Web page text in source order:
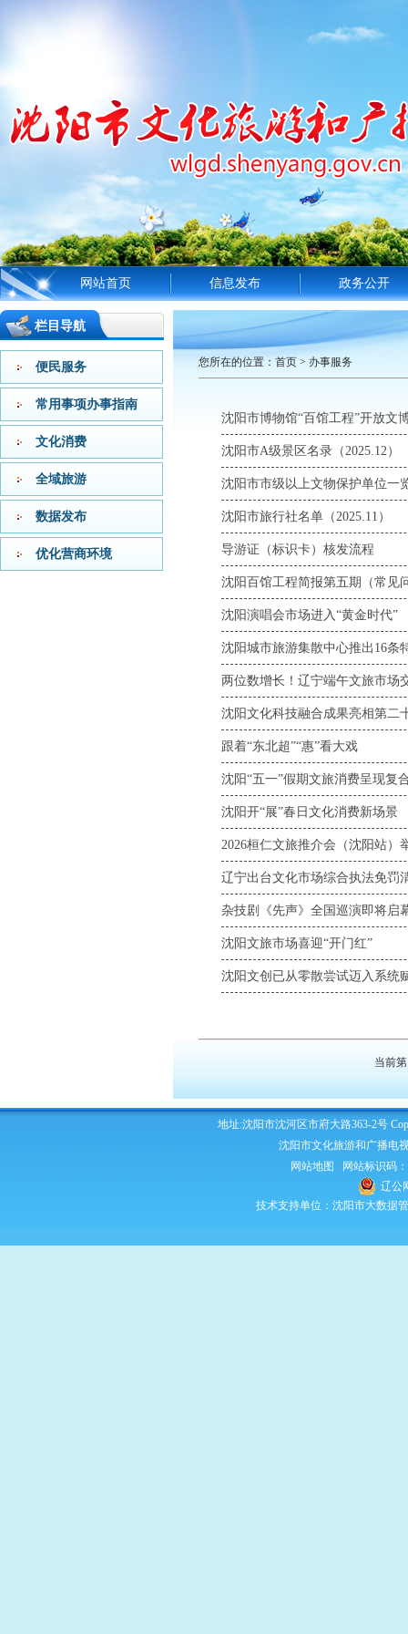
网站首页 信息发布 政务公开
栏目导航
便民服务
常用事项办事指南
文化消费
全域旅游
数据发布
优化营商环境
您所在的位置： 首页 > 办事服务
沈阳市博物馆“百馆工程”开放文
沈阳市A级景区名录（2025.12）
沈阳市市级以上文物保护单位一
沈阳市旅行社名单（2025.11）
导游证（标识卡）核发流程
沈阳百馆工程简报第五期（常见
沈阳演唱会市场进入“黄金时代”
沈阳城市旅游集散中心推出16条
两位数增长！辽宁端午文旅市场
沈阳文化科技融合成果亮相第二
跟着“东北超”“惠”看大戏
沈阳“五一”假期文旅消费呈现复
沈阳开“展”春日文化消费新场景
2026桓仁文旅推介会（沈阳站）
辽宁出台文化市场综合执法免罚
杂技剧《先声》全国巡演即将启
沈阳文旅市场喜迎“开门红”
沈阳文创已从零散尝试迈入系统
当前
地址:沈阳市沈河区市府大路363-2号
沈阳市文化旅游和广播电
网站地图
网站标识码
辽公
技术支持单位：沈阳市大数据